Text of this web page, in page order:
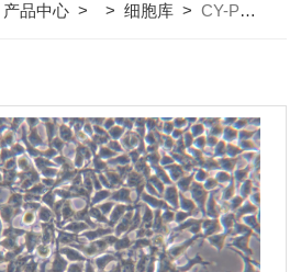
产品中心 > >细胞库 >CY-PC-H0098人源附睾成纤维细胞